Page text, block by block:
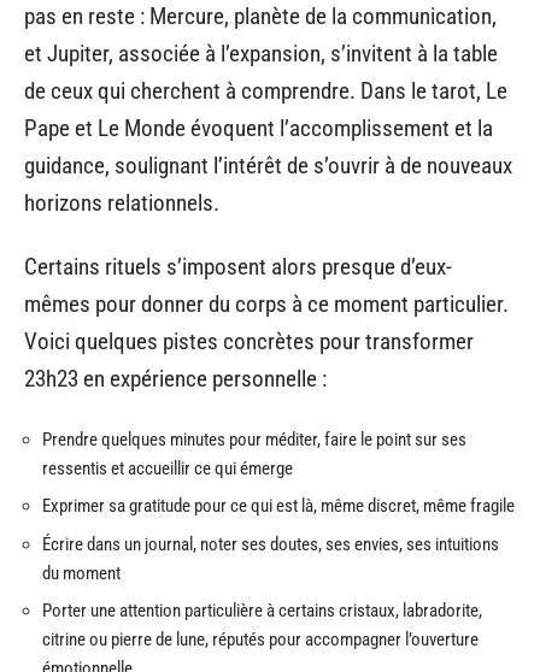
pas en reste : Mercure, planète de la communication,
et Jupiter, associée à l’expansion, s’invitent à la table
de ceux qui cherchent à comprendre. Dans le tarot, Le
Pape et Le Monde évoquent l’accomplissement et la
guidance, soulignant l’intérêt de s’ouvrir à de nouveaux
horizons relationnels.
Certains rituels s’imposent alors presque d’eux-
mêmes pour donner du corps à ce moment particulier.
Voici quelques pistes concrètes pour transformer
23h23 en expérience personnelle :
Prendre quelques minutes pour méditer, faire le point sur ses
ressentis et accueillir ce qui émerge
Exprimer sa gratitude pour ce qui est là, même discret, même fragile
Écrire dans un journal, noter ses doutes, ses envies, ses intuitions
du moment
Porter une attention particulière à certains cristaux, labradorite,
citrine ou pierre de lune, réputés pour accompagner l’ouverture